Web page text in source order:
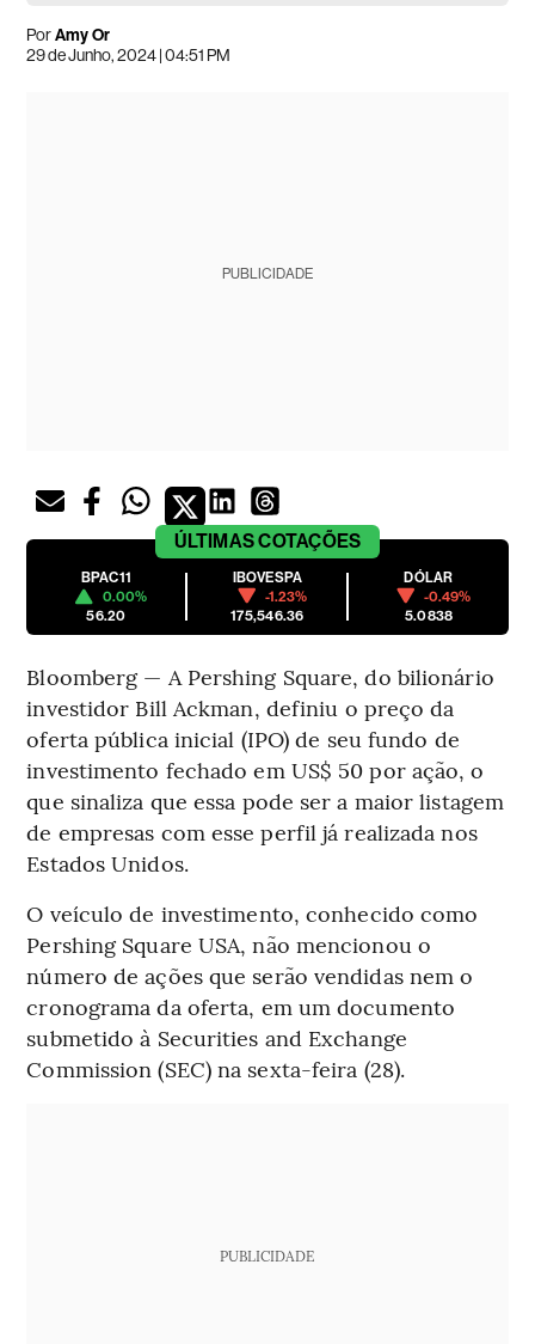
PorAmy Or
29 de Junho, 2024 | 04:51 PM
PUBLICIDADE
ÚLTIMASCOTAÇÕES
BPAC11
0.00%
56.20
IBOVESPA
-1.23%
175,546.36
DÓLAR
-0.49%
5.0838
Bloomberg — A Pershing Square, do bilionário
investidor Bill Ackman, definiu o preço da
oferta pública inicial (IPO) de seu fundo de
investimento fechado em US$ 50 por ação, o
que sinaliza que essa pode ser a maior listagem
de empresas com esse perfil já realizada nos
Estados Unidos.
O veículo de investimento, conhecido como
Pershing Square USA, não mencionou o
número de ações que serão vendidas nem o
cronograma da oferta, em um documento
submetido à Securities and Exchange
Commission (SEC) na sexta-feira (28).
PUBLICIDADE